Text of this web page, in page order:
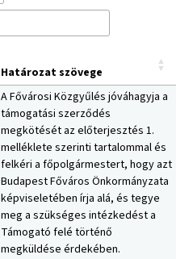
Határozat szövege
A Fővárosi Közgyűlés jóváhagyja a
támogatási szerződés
megkötését az előterjesztés 1.
melléklete szerinti tartalommal és
felkéri a főpolgármestert, hogy azt
Budapest Főváros Önkormányzata
képviseletében írja alá, és tegye
meg a szükséges intézkedést a
Támogató felé történő
megküldése érdekében.